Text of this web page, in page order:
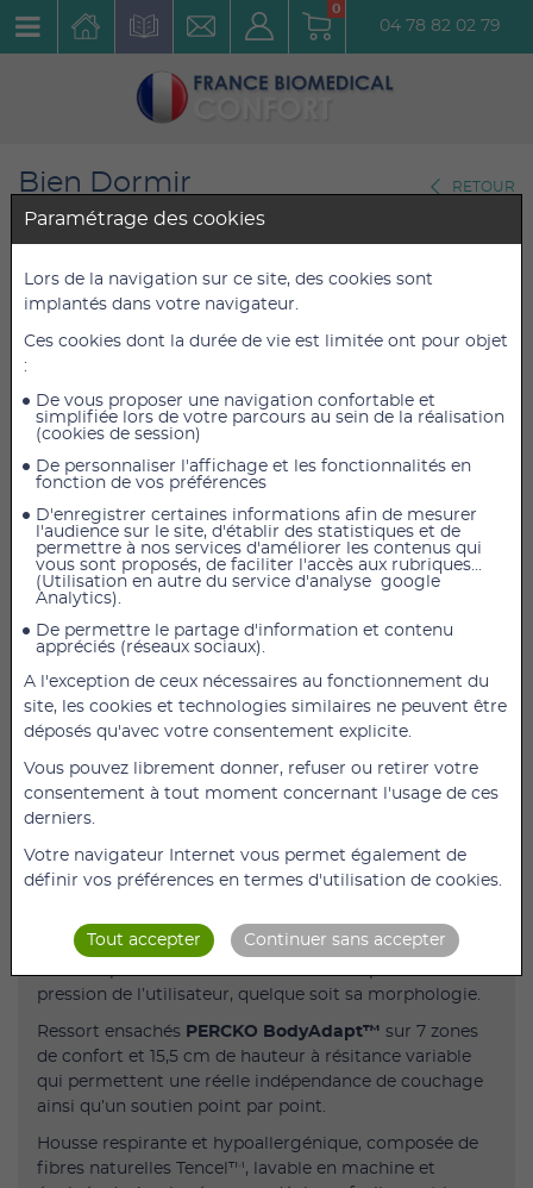
0
04 78 82 02 79
Bien Dormir
Matelas
RETOUR
Matelas hybride Premium
PERCKO l 160 cm x L 200 cm x
H 25 cm
1 770,00 €
1 475,00 € HT 1 475,00 €HT
AJOUTER AU PANIER
Matelas hybride Premium PERCKO l 160 cm x L 200
cm x H 25 cm
Description
Le matelas PERCKO qui soulage le dos.
Un confort optimal pour garantir un sommeil
régénérateur.
Soulage les douleurs au niveau du dos, grâce aux
mélanges de technologies à mémoire de forme et
respirante.
l’humidité grâce à la moussePERCKO SoftCloud™.
pression de l’utilisateur, quelque soit sa morphologie.
Ressort ensachés PERCKO BodyAdapt™ sur 7 zones
de confort et 15,5 cm de hauteur à résitance variable
qui permettent une réelle indépendance de couchage
ainsi qu’un soutien point par point.
Housse respirante et hypoallergénique, composée de
fibres naturelles Tencel™, lavable en machine et
Paramétrage des cookies
Lors de la navigation sur ce site, des cookies sont
implantés dans votre navigateur.
Ces cookies dont la durée de vie est limitée ont pour objet
:
De vous proposer une navigation confortable et
simplifiée lors de votre parcours au sein de la réalisation
(cookies de session)
De personnaliser l'affichage et les fonctionnalités en
fonction de vos préférences
D'enregistrer certaines informations afin de mesurer
l'audience sur le site, d'établir des statistiques et de
permettre à nos services d'améliorer les contenus qui
vous sont proposés, de faciliter l'accès aux rubriques...
(Utilisation en autre du service d'analyse google
Analytics).
De permettre le partage d'information et contenu
appréciés (réseaux sociaux).
A l'exception de ceux nécessaires au fonctionnement du
site, les cookies et technologies similaires ne peuvent être
déposés qu'avec votre consentement explicite.
Vous pouvez librement donner, refuser ou retirer votre
consentement à tout moment concernant l'usage de ces
derniers.
Votre navigateur Internet vous permet également de
définir vos préférences en termes d'utilisation de cookies.
Tout accepter Continuer sans accepter